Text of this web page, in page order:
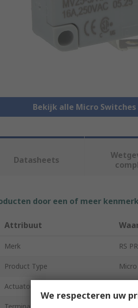
Bekijk alle Micro Switches
Datasheets
door een of meer
Attribuut
Merk RS
Product Type
Actuator Type
We respecteren uw